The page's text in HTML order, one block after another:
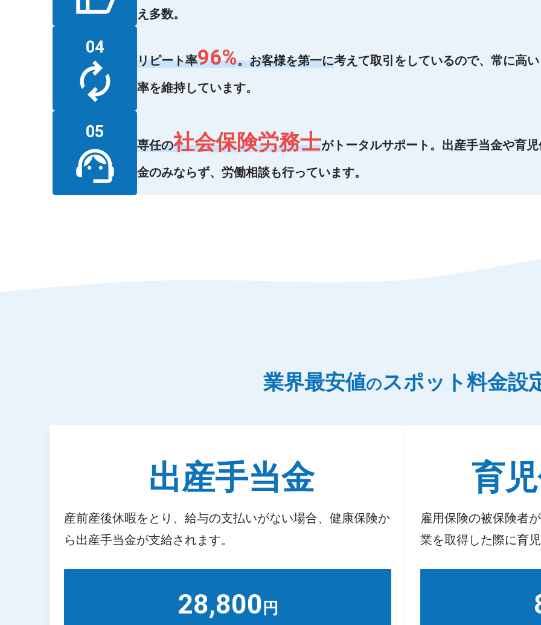
え多数。
04
リピート率96%。お客様を第一に考えて取引をしているので、常に高
率を維持しています。
05
専任の社会保険労務士がトータルサポート。出産手当金や育
金のみならず、労働相談も行っています。
業界最安値のスポット料金設
出産手当金
産前産後休暇をとり、給与の支払いがない場合、健康保険か
ら出産手当金が支給されます。
28,800 円
育
雇用保険の被保険者
業を取得した際に育